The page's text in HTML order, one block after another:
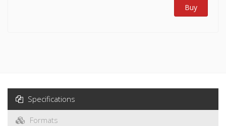
Buy
Specifications
Formats